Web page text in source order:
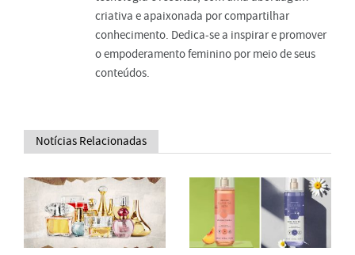
criativa e apaixonada por compartilhar
conhecimento. Dedica-se a inspirar e promover
o empoderamento feminino por meio de seus
conteúdos.
Notícias Relacionadas